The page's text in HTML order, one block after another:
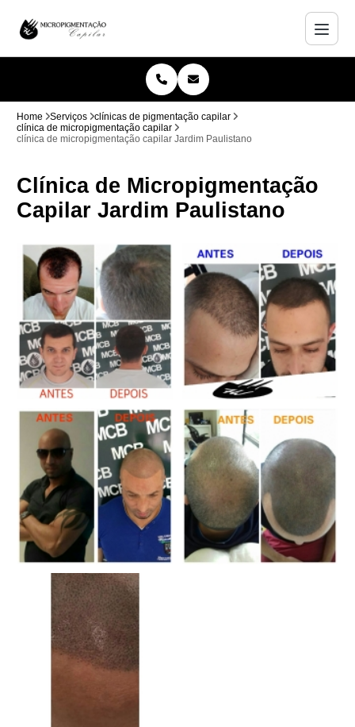
Home Serviços
clínicas de pigmentação capilar
clínica de micropigmentação capilar
clínica de micropigmentação capilar Jardim Paulistano
Clínica de Micropigmentação
Capilar Jardim Paulistano